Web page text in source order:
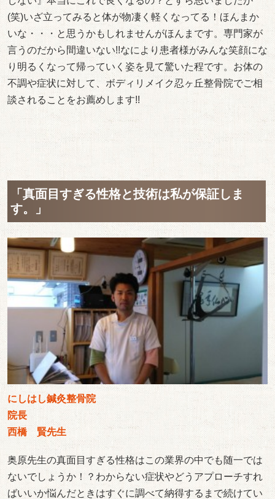
(笑)いざ立ってみると体が物凄く軽くなってる！ほんまか
いな・・・と思うかもしれませんがほんまです。専門家が
言うのだから間違いない!!なにより患者様がみんな笑顔にな
り明るくなって帰っていく姿を見て驚いた程です。お体の
不調や症状に対して、ボディリメイク忍ヶ丘整骨院でご相
談されることをお薦めします!!
「真面目すぎる性格と技術は私が保証しま
す。」
にしはし鍼灸整骨院
院長
西橋 賢先生
奥原先生の真面目すぎる性格はこの業界の中でも随一では
ないでしょうか！？わからない症状やどうアプローチすれ
ばいいか悩んだときはすぐに調べて納得するまで続けてい